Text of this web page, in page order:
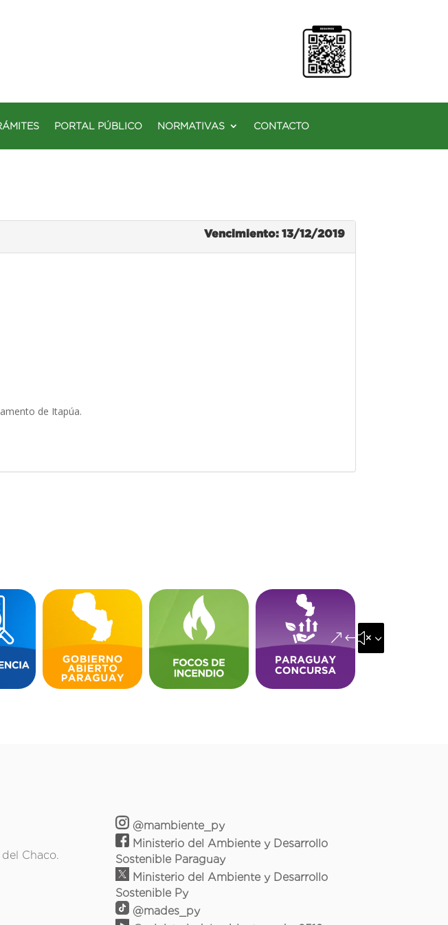
PORTAL PÚBLICO NORMATIVAS CONTACTO
Vencimiento: 13/12/2019
de Itapúa.
&#x35;
Chaco.
@mambiente_py
Ministerio del Ambiente y Desarrollo
Sostenible Paraguay
Ministerio del Ambiente y Desarrollo
Sostenible Py
@mades_py